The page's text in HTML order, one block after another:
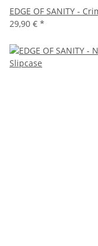
EDGE OF SANITY -
29,90 € *